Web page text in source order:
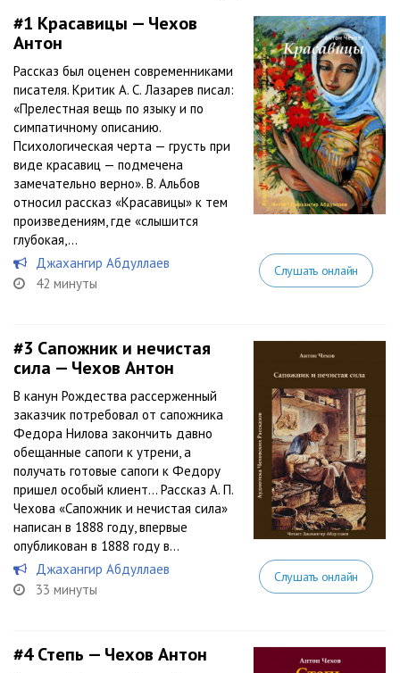
#1 Красавицы — Чехов
Антон
Рассказ был оценен современниками
писателя. Критик А. С. Лазарев писал:
«Прелестная вещь по языку и по
симпатичному описанию.
Психологическая черта — грусть при
виде красавиц — подмечена
замечательно верно». В. Альбов
относил рассказ «Красавицы» к тем
произведениям, где «слышится
глубокая,...
Джахангир Абдуллаев
42 минуты
Слушать онлайн
#3 Сапожник и нечистая
сила — Чехов Антон
В канун Рождества рассерженный
заказчик потребовал от сапожника
Федора Нилова закончить давно
обещанные сапоги к утрени, а
получать готовые сапоги к Федору
пришел особый клиент… Рассказ А. П.
Чехова «Сапожник и нечистая сила»
написан в 1888 году, впервые
опубликован в 1888 году в...
Джахангир Абдуллаев
33 минуты
Слушать онлайн
#4Степь — Чехов Антон